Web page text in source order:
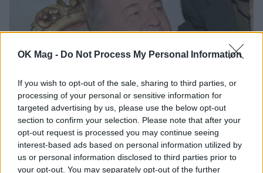
OK Mag - Do Not Process My Personal Information
If you wish to opt-out of the sale, sharing to third parties, or
processing of your personal or sensitive information for
targeted advertising by us, please use the below opt-out
section to confirm your selection. Please note that after your
opt-out request is processed you may continue seeing
interest-based ads based on personal information utilized by
us or personal information disclosed to third parties prior to
your opt-out. You may separately opt-out of the further
Δημήτρης Παπαμιχαήλ: Το συγκινητικό αφιέρωμα
της Finos Film 22 χρόνια μετά τον θάνατό του